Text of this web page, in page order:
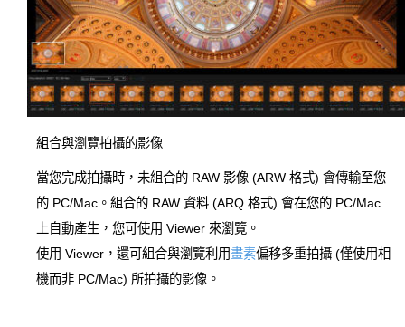
組合與瀏覽拍攝的影像
當您完成拍攝時，未組合的 RAW 影像 (ARW 格式) 會傳輸至您
的 PC/Mac。組合的 RAW 資料 (ARQ 格式) 會在您的 PC/Mac
上自動產生，您可使用 Viewer 來瀏覽。
使用 Viewer，還可組合與瀏覽利用畫素偏移多重拍攝 (僅使用相
機而非 PC/Mac) 所拍攝的影像。